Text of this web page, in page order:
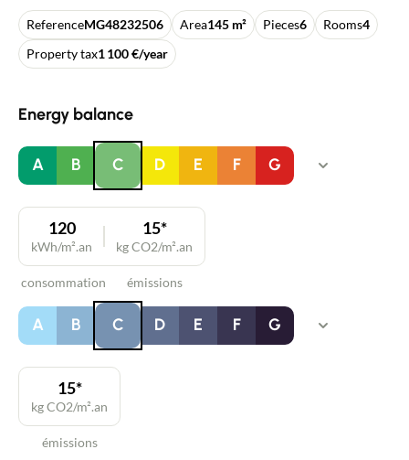
ReferenceMG48232506 Area145 m² Pieces6 Rooms4
Property tax1 100 €/year
Energy balance
A B C D E F G
consommation
120
kWh/m².an
émissions
15*
kg CO2/m².an
A B C D E F G
émissions
15*
kg CO2/m².an